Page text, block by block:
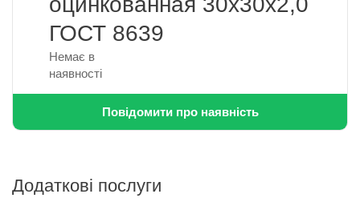
ГОСТ 8639
Немає в
наявності
Повідомити про наявність
Додаткові послуги